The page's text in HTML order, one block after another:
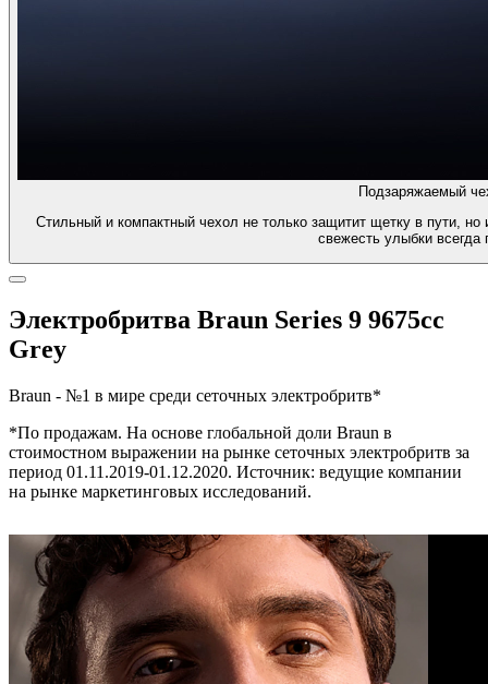
Подзаряжаемый
Стильный и компактный чехол не только защитит щетку в пути, но
свежесть улыбки всегда
Электробритва Braun Series 9 9675cc
Grey
Braun - №1 в мире среди сеточных электробритв*
*По продажам. На основе глобальной доли Braun в
стоимостном выражении на рынке сеточных электробритв за
период 01.11.2019-01.12.2020. Источник: ведущие компании
на рынке маркетинговых исследований.